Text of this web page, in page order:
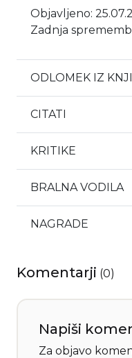
Objavljeno:
Zadnja
ODLOMEK IZ
CITATI
KRITIKE
BRALNA VODILA
NAGRADE
Komentarji (0)
Napiši
Za objavo